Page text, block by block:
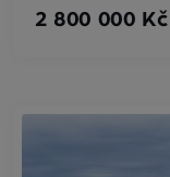
2 800 000 Kč